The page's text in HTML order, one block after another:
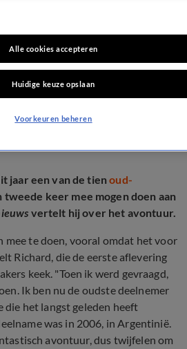
over
'Geen
jaar een van de tienoud-
tweede keer mee mogen doen aan
vertelt hij over het avontuur.
mee te doen, vooral omdat het voor
Richard, die de eerste aflevering
keek. "Toen ik werd gevraagd,
Ik ben nu de oudste deelnemer
die het langst geleden heeft
was in 2006, in Argentinië.
avontuur, dus twijfelen om
Alle cookies accepteren
Huidige keuze opslaan
Voorkeuren beheren